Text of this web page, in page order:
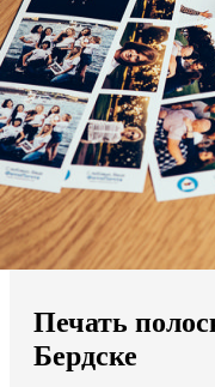
Мы доставляем по
Продолжить без города
Печать
Бердске